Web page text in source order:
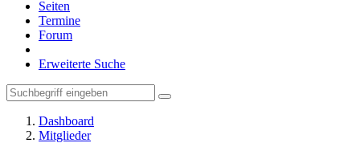
Seiten
Termine
Forum
Erweiterte Suche
Dashboard
Mitglieder